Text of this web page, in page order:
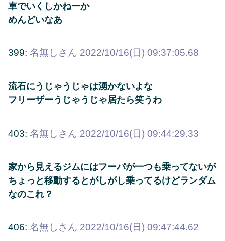
車でいくしかねーか
めんどいなあ
399: 名無しさん 2022/10/16(日) 09:37:05.68
流石にうじゃうじゃは湧かないよな
フリーザーうじゃうじゃ居たら笑うわ
403: 名無しさん 2022/10/16(日) 09:44:29.33
家から見えるジムにはフーパが一つも乗ってないが
ちょっと移動するとがしがし乗ってるけどランダム
なのこれ？
406: 名無しさん 2022/10/16(日) 09:47:44.62